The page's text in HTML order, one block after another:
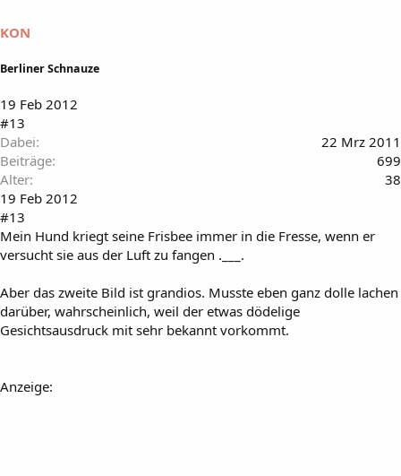
KON
Berliner Schnauze
19 Feb 2012
#13
Dabei
22 Mrz 2011
Beiträge
699
Alter
38
19 Feb 2012
#13
Mein Hund kriegt seine Frisbee immer in die Fresse, wenn er
versucht sie aus der Luft zu fangen .___.
Aber das zweite Bild ist grandios. Musste eben ganz dolle lachen
darüber, wahrscheinlich, weil der etwas dödelige
Gesichtsausdruck mit sehr bekannt vorkommt.
Anzeige: